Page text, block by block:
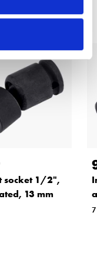
socket 1/2",
13 mm